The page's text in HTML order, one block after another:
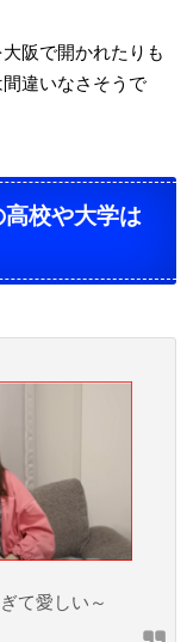
阪で開かれたりも
違いなさそうで
校や大学は
て愛しい～